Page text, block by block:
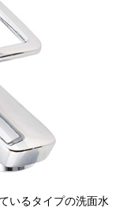
いるタイプの洗面水